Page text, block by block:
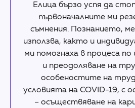
Елица бързо успя да
първоначалните ми
съмнения. Познанието,
използва, както и
ми помогнаха в процеса
и преодоляване на
особеностите на
условията на COVID-19, с
– осъществяване на